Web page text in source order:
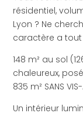
résidentiel,
Lyon ? Ne
caractère a
148 m² au sol
chaleureux,
835 m² SANS
Un intérieur